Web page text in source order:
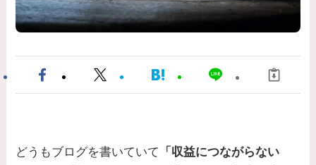
どうもブログを書いていて
「収益につながらない